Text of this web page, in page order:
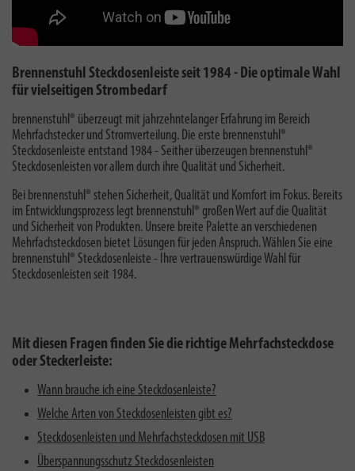
Brennenstuhl Steckdosenleiste seit 1984 - Die optimale Wahl
für vielseitigen Strombedarf
brennenstuhl® überzeugt mit jahrzehntelanger Erfahrung im Bereich
Mehrfachstecker und Stromverteilung. Die erste brennenstuhl®
Steckdosenleiste entstand 1984 - Seither überzeugen brennenstuhl®
Steckdosenleisten vor allem durch ihre Qualität und Sicherheit.
Bei brennenstuhl® stehen Sicherheit, Qualität und Komfort im Fokus. Bereits
im Entwicklungsprozess legt brennenstuhl® großen Wert auf die Qualität
und Sicherheit von Produkten. Unsere breite Palette an verschiedenen
Mehrfachsteckdosen bietet Lösungen für jeden Anspruch. Wählen Sie eine
brennenstuhl® Steckdosenleiste - Ihre vertrauenswürdige Wahl für
Steckdosenleisten seit 1984.
Mit diesen Fragen finden Sie die richtige Mehrfachsteckdose
oder Steckerleiste:
Wann brauche ich eine Steckdosenleiste?
Welche Arten von Steckdosenleisten gibt es?
Steckdosenleisten und Mehrfachsteckdosen mit USB
Überspannungsschutz Steckdosenleisten